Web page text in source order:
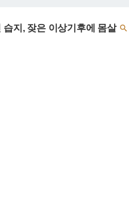
습지, 잦은 이상기후에 몸살 